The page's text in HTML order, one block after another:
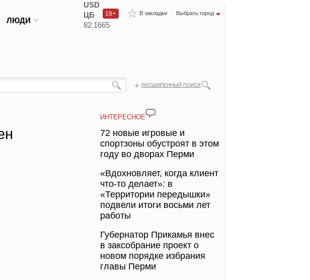
В закладки Выбрать город
18+
ЛЮДИ
USD
ЦБ
82.1665
РАСШИРЕННЫЙ ПОИСК
ИНТЕРЕСНОЕ
72 новые игровые и
спортзоны обустроят в этом
году во дворах Перми
«Вдохновляет, когда клиент
что-то делает»: в
«Территории передышки»
подвели итоги восьми лет
работы
Губернатор Прикамья внес
в заксобрание проект о
новом порядке избрания
главы Перми